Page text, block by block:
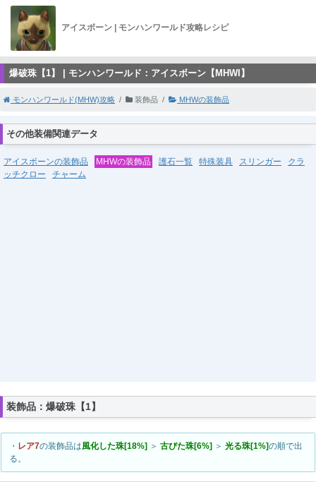
アイスボーン | モンハンワールド攻略レシピ
爆破珠【1】 | モンハンワールド：アイスボーン【MHWI】
モンハンワールド(MHW)攻略 装飾品 MHWの装飾品
その他装備関連データ
アイスボーンの装飾品 MHWの装飾品 護石一覧 特殊装具 スリンガー
クラ
ッチクロー
チャーム
装飾品：爆破珠【1】
・ レア7の装飾品は風化した珠[18%] ＞ 古びた珠[6%] ＞ 光る珠[1%]の順で出
る。